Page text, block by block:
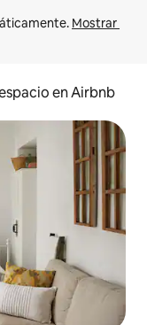
Mostrar
en Airbnb